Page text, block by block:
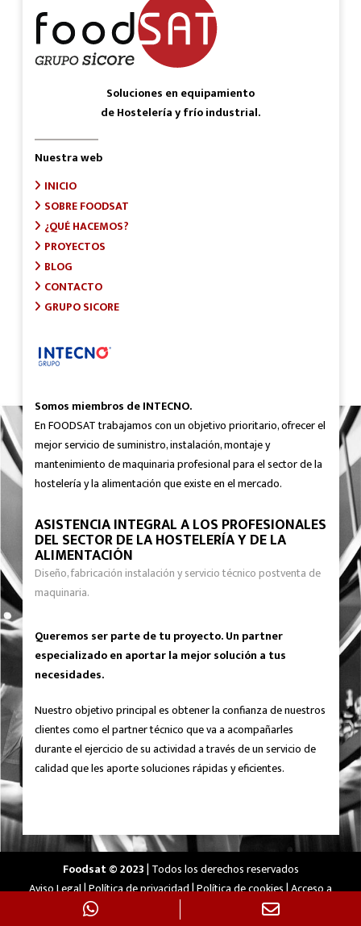
Soluciones en equipamiento
de Hostelería y frío industrial.
Nuestra web
INICIO
SOBRE FOODSAT
¿QUÉ HACEMOS?
PROYECTOS
BLOG
CONTACTO
GRUPO SICORE
Somos miembros de INTECNO.
En FOODSAT trabajamos con un objetivo prioritario, ofrecer el
mejor servicio de suministro, instalación, montaje y
mantenimiento de maquinaria profesional para el sector de la
hostelería y la alimentación que existe en el mercado.
ASISTENCIA INTEGRAL A LOS PROFESIONALES
DEL SECTOR DE LA HOSTELERÍA Y DE LA
ALIMENTACIÓN
Diseño, fabricación instalación y servicio técnico postventa de
maquinaria.
Queremos ser parte de tu proyecto. Un partner
especializado en aportar la mejor solución a tus
necesidades.
Nuestro objetivo principal es obtener la confianza de nuestros
clientes como el partner técnico que va a acompañarles
durante el ejercicio de su actividad a través de un servicio de
calidad que les aporte soluciones rápidas y eficientes.
Foodsat © 2023| Todos los derechos reservados
Aviso Legal|Política de privacidad|Política de cookies|Acceso a
cookies
Agencia Pisto